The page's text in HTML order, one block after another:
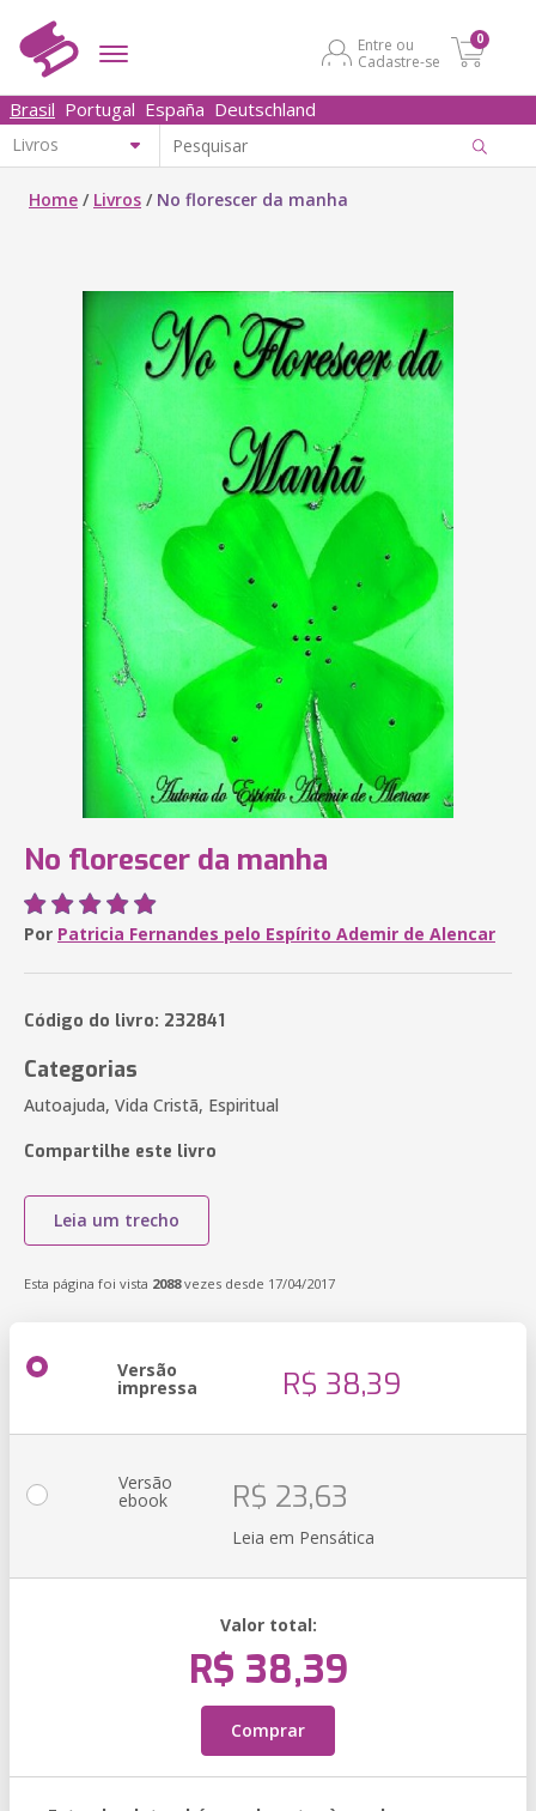
Entre ou
Cadastre-se
0
Brasil Portugal España Deutschland
Home / Livros / No florescer da manha
No florescer da manha
Por Patricia Fernandes pelo Espírito Ademir de Alencar
Código do livro: 232841
Categorias
Autoajuda, Vida Cristã, Espiritual
Compartilhe este livro
Leia um trecho
Esta página foi vista 2088vezes desde 17/04/2017
Versão
impressa R$ 38,39
Versão
ebook R$ 23,63
Leia em Pensática
Valor total:
R$ 38,39
Comprar